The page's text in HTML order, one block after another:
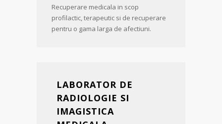
Recuperare medicala in scop
profilactic, terapeutic si de recuperare
pentru o gama larga de afectiuni.
LABORATOR DE
RADIOLOGIE SI
IMAGISTICA